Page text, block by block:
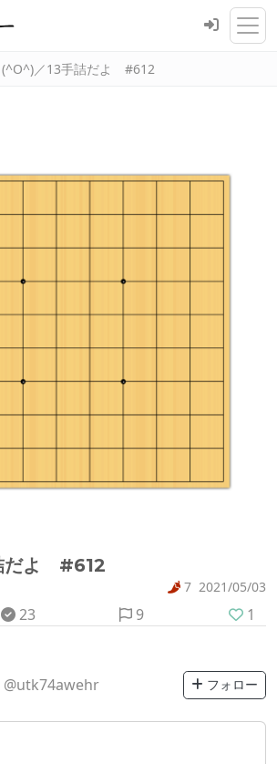
(^O^)／13手詰だよ #612
だよ #612
7 2021/05/03
23 9
1
@utk74awehr フォロー